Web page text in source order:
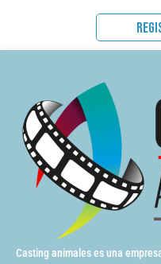
Casting animales es una